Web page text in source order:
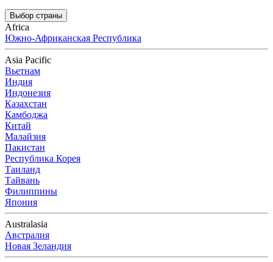
Выбор страны
Africa
Южно-Африканская Республика
Asia Pacific
Вьетнам
Индия
Индонезия
Казахстан
Камбоджа
Китай
Малайзия
Пакистан
Республика Корея
Таиланд
Тайвань
Филиппины
Япония
Australasia
Австралия
Новая Зеландия